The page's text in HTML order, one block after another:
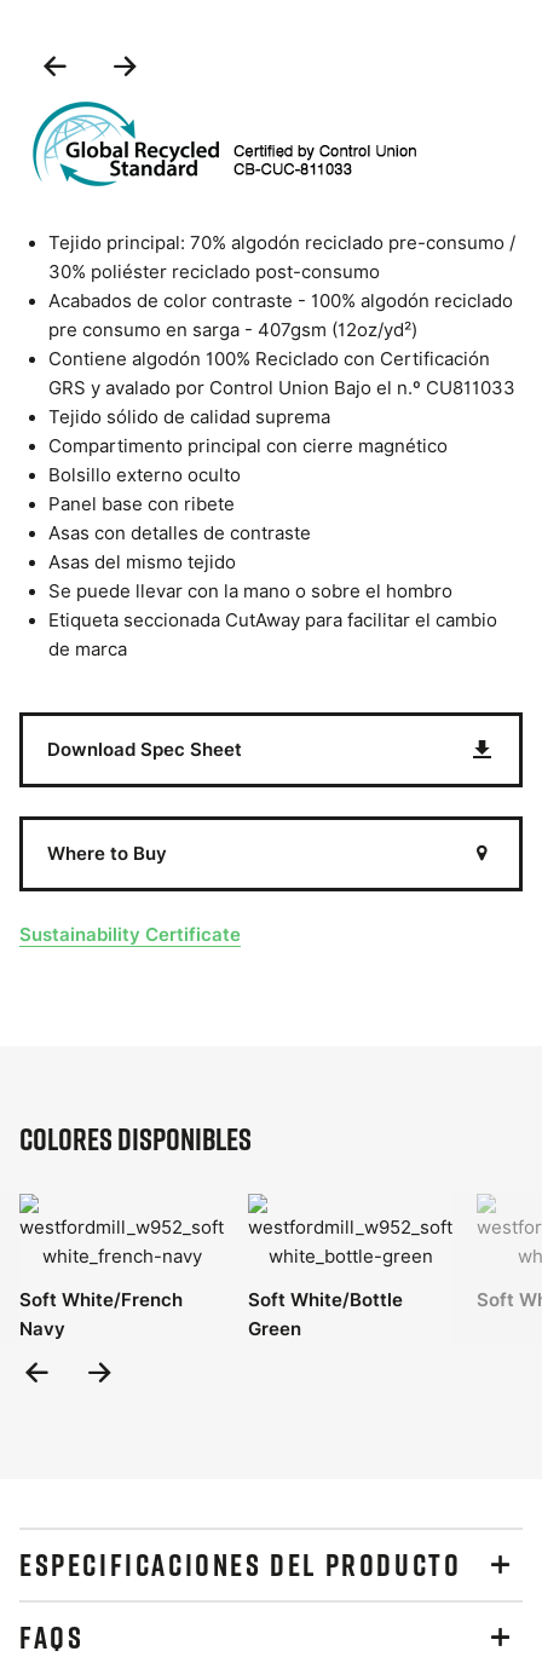
Previous
Slide
Tejido principal: 70% algodón reciclado pre-consumo /
30% poliéster reciclado post-consumo
Acabados de color contraste - 100% algodón reciclado
pre consumo en sarga - 407gsm (12oz/yd²)
Contiene algodón 100% Reciclado con Certificación
GRS y avalado por Control Union Bajo el n.º CU811033
Tejido sólido de calidad suprema
Compartimento principal con cierre magnético
Bolsillo externo oculto
Panel base con ribete
Asas con detalles de contraste
Asas del mismo tejido
Se puede llevar con la mano o sobre el hombro
Etiqueta seccionada CutAway para facilitar el cambio
de marca
Download Spec Sheet
Where to Buy
Sustainability Certificate
Colores disponibles
Soft White/French
Navy
Soft White/Bottle
Green
Soft
Previous
ESPECIFICACIONES DEL PRODUCTO
FAQS